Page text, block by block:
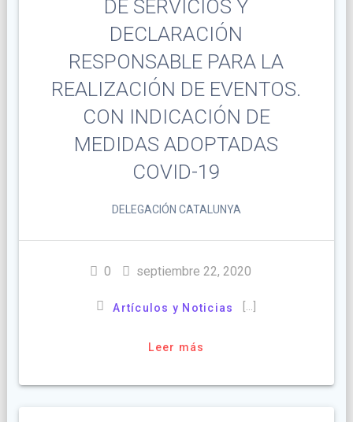
DE SERVICIOS Y
DECLARACIÓN
RESPONSABLE PARA LA
REALIZACIÓN DE EVENTOS.
CON INDICACIÓN DE
MEDIDAS ADOPTADAS
COVID-19
DELEGACIÓN CATALUNYA
0 septiembre 22, 2020
Artículos y Noticias […]
Leer más